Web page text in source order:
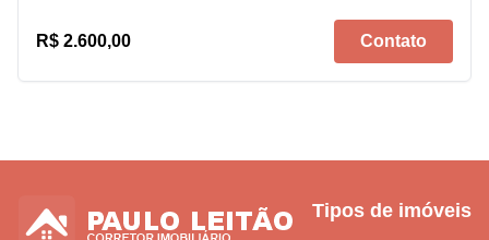
R$ 2.600,00 Contato
Tipos de imóveis